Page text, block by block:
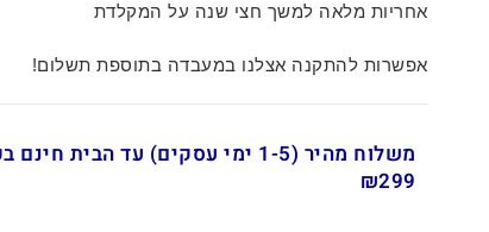
אחריות מלאה למשך חצי שנה על המקלדת
אפשרות להתקנה אצלנו במעבדה בתוספת תשלום!
משלוח מהיר (1-5 ימי עסקים) עד הבית
₪299